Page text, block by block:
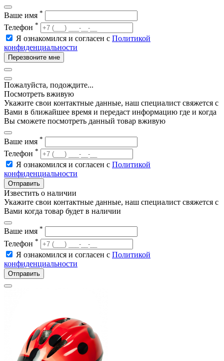
Ваше имя *
Телефон *
Я ознакомился и согласен с Политикой
конфиденциальности
Перезвоните мне
Пожалуйста, подождите...
Посмотреть вживую
Укажите свои контактные данные, наш специалист свяжется с
Вами в ближайшее время и передаст информацию где и когда
Вы сможете посмотреть данный товар вживую
Ваше имя *
Телефон *
Я ознакомился и согласен с Политикой
конфиденциальности
Отправить
Известить о наличии
Укажите свои контактные данные, наш специалист свяжется с
Вами когда товар будет в наличии
Ваше имя *
Телефон *
Я ознакомился и согласен с Политикой
конфиденциальности
Отправить